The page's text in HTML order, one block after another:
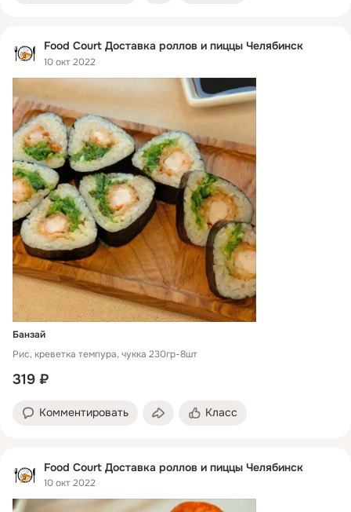
Food Court Доставка роллов и пиццы Челябинск
10 окт 2022
Банзай
Рис, креветка темпура, чукка 230гр-8шт
319 ₽
Комментировать Класс
Food Court Доставка роллов и пиццы Челябинск
10 окт 2022